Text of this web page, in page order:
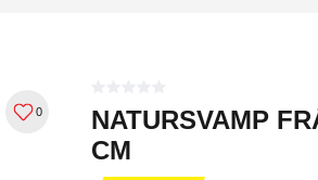
0
NATURSVAMP
CM